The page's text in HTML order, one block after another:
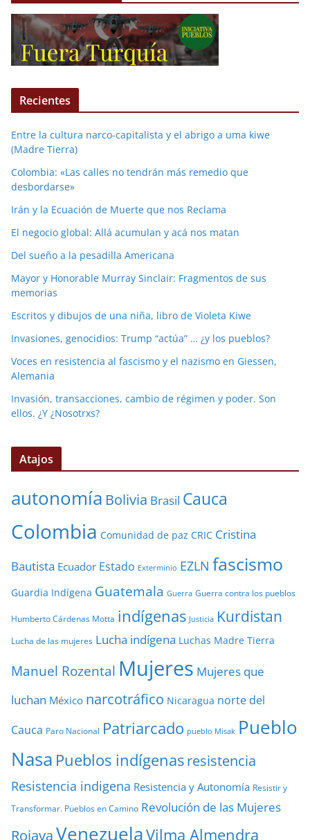
Recientes
Entre la cultura narco-capitalista y el abrigo a uma kiwe
(Madre Tierra)
Colombia: «Las calles no tendrán más remedio que
desbordarse»
Irán y la Ecuación de Muerte que nos Reclama
El negocio global: Allá acumulan y acá nos matan
Del sueño a la pesadilla Americana
Mayor y Honorable Murray Sinclair: Fragmentos de sus
memorias
Escritos y dibujos de una niña, libro de Violeta Kiwe
Invasiones, genocidios: Trump “actúa” … ¿y los pueblos?
Voces en resistencia al fascismo y el nazismo en Giessen,
Alemania
Invasión, transacciones, cambio de régimen y poder. Son
ellos. ¿Y ¿Nosotrxs?
Atajos
autonomía Bolivia Brasil Cauca
Colombia Comunidad de paz CRIC Cristina
Bautista Ecuador Estado Exterminio EZLN fascismo
Guardia Indígena Guatemala Guerra Guerra contra los pueblos
Humberto Cárdenas Motta indígenas Justicia Kurdistan
Lucha de las mujeres Lucha indígena Luchas Madre Tierra
Manuel Rozental Mujeres Mujeres que
luchan México narcotráfico Nicaragua norte del
Cauca Paro Nacional Patriarcado pueblo Misak Pueblo
Nasa Pueblos indígenasresistencia
Resistencia indigena Resistencia y Autonomía Resistir y
Transformar. Pueblos en Camino Revolución de las Mujeres
RojavaVenezuelaVilma Almendra